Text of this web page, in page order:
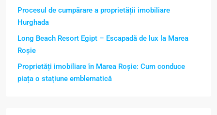
Procesul de cumpărare a proprietății imobiliare
Hurghada
Long Beach Resort Egipt – Escapadă de lux la Marea
Roșie
Proprietăți imobiliare în Marea Roșie: Cum conduce
piața o stațiune emblematică